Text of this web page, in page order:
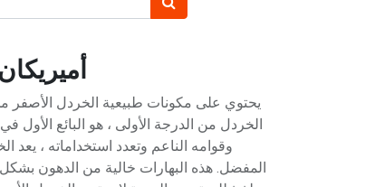
أميريكان
يحتوي على مكونات طبيعية الخردل الأصفر
الخردل من الدرجة الأولى ، هو البائع الأول
وقوامه الناعم وتعدد استخداماته ، يعد
المفضل. هذه البهارات خالية من الدهون